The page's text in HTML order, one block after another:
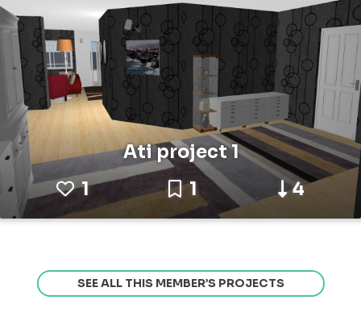
Ati project 1
1
1 4
SEE ALL THIS MEMBER’S PROJECTS